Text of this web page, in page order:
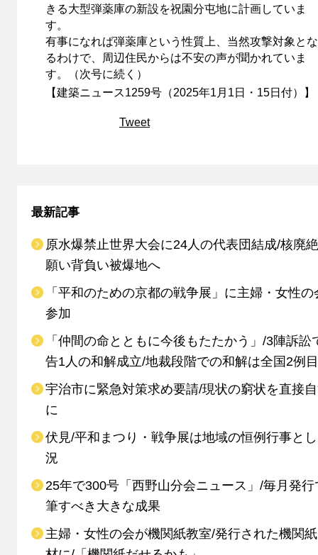
きる大型弾薬庫の新設を祝園分屯地に計画していま
す。
有事になれば弾薬庫という性質上、当然攻撃対象とな
るわけで、周辺住民からは不安の声が聞かれていま
す。（次号に続く）
【建築ニュース1259号（2025年1月1日・15日付）】
Tweet
最新記事
原水爆禁止世界大会に24人の代表団結成/核廃
願い背負い被爆地へ
「平和のための京都の戦争展」に主婦・女性の
参加
「仲間の命とともに今後もたたかう」/3陣訴訟
告1人の和解成立/地裁段階での和解は全国2例目
宇治市に緊急対策求め要請/現状の窮状を直接
に
伏見/平和まつり・戦争展は地域の恒例行事と
況
25年で300号「西野山分会ニュース」/毎月発行
筆すべき大きな成果
主婦・女性の会が機関紙教室/発行された機関